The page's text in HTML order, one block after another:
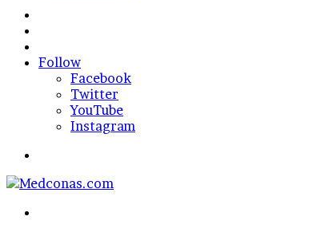
In
Follow
Facebook
Twitter
YouTube
Instagram